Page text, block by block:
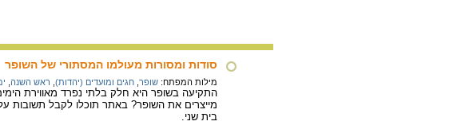
סודות ומסורות מעולמו המסתורי של השופר
מילות המפתח: שופר חגים ומועדים (יהדות) ראש השנה
התקיעה בשופר היא חלק בלתי נפרד מאווירת
מייצרים את השופר? באתר תוכלו לקבל תשובות
בית שני.